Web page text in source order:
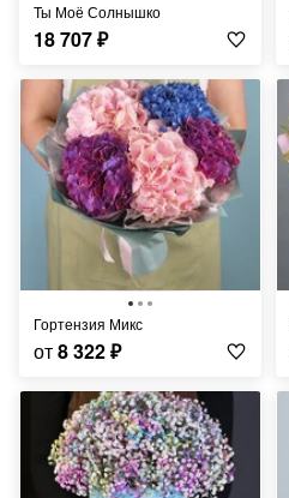
Ты Моё Солнышко
18 707₽
Гортензия Микс
от8 322₽